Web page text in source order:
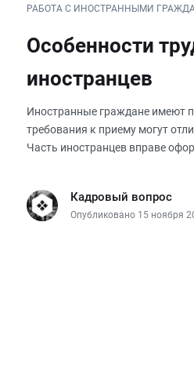
РАБОТА С ИНОСТРАННЫМИ
Особенности
иностранцев
Иностранные граждане имеют
требования к приему могут
Часть иностранцев вправе
Кадровый вопрос
Опубликовано 15 ноября